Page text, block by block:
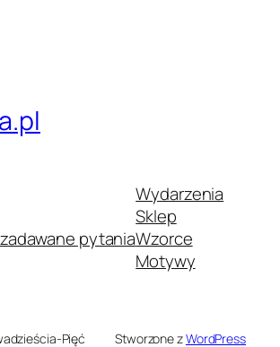
pytania
Wydarzenia
Sklep
Wzorce
Motywy
Pięć Stworzone zWordPress